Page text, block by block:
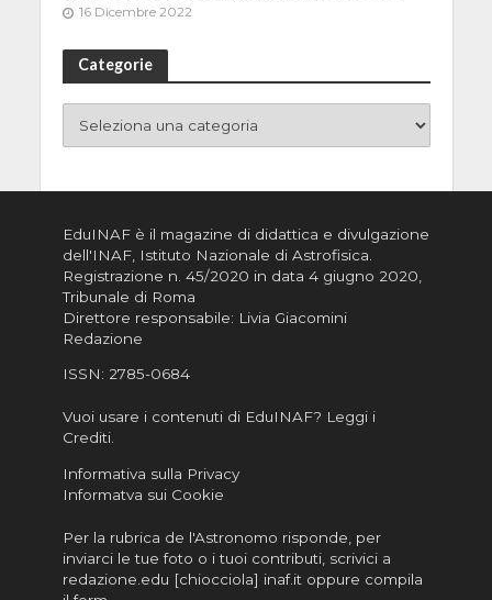
16 Dicembre 2022
Categorie
EduINAF è il magazine di didattica e divulgazione
dell'INAF, Istituto Nazionale di Astrofisica
Registrazione n. 45/2020 in data 4 giugno 2020,
Tribunale di Roma
Direttore responsabile: Livia Giacomini
Redazione
ISSN: 2785-0684
Vuoi usare i contenuti di EduINAF? Leggi i
Crediti.
Informativa sulla Privacy
Informatva sui Cookie
Per la rubrica de l'Astronomo risponde, per
inviarci le tue foto o i tuoi contributi, scrivici a
redazione.edu [chiocciola] inaf.it oppure compila